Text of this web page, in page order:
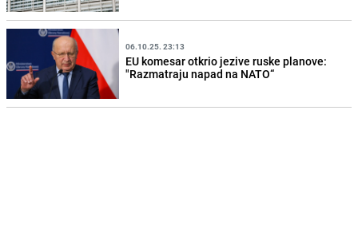
06.10.25. 23:13
EU komesar otkrio jezive ruske planove:
"Razmatraju napad na NATO“